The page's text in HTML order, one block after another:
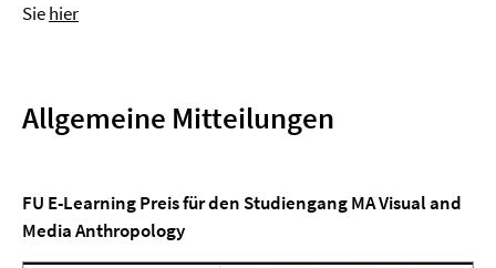
Siehier
Allgemeine Mitteilungen
FU E-Learning Preis für den Studiengang MA Visual and
Media Anthropology